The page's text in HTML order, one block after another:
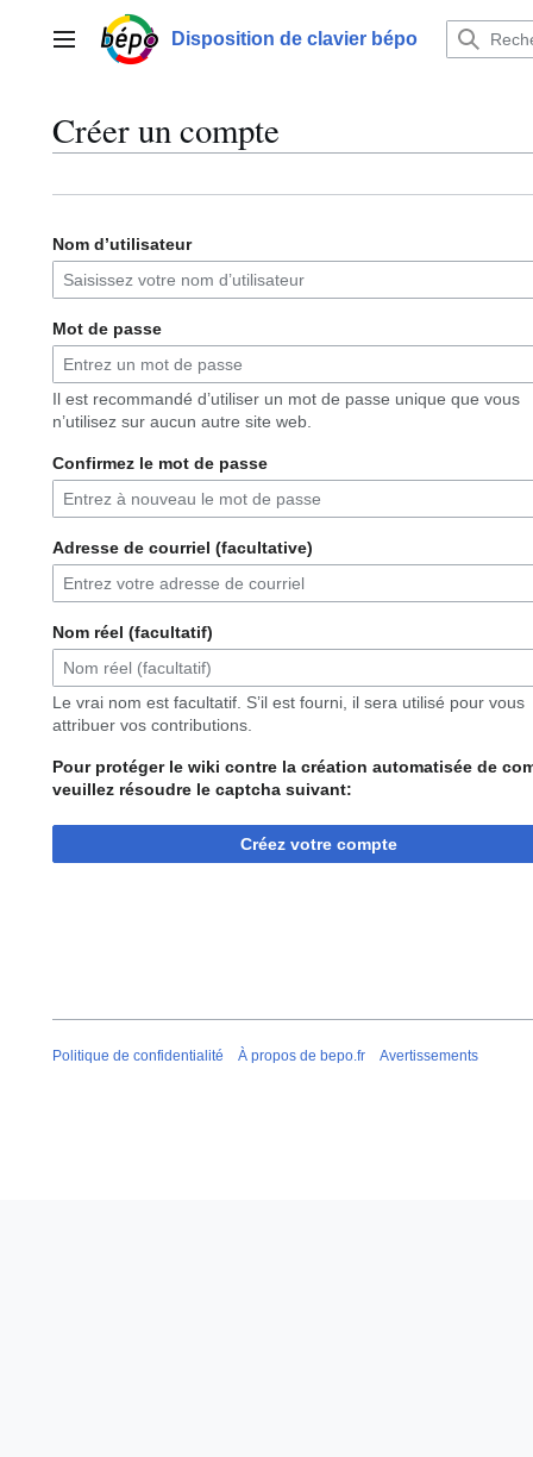
contenuMenu principalDisposition de clavier bépo
Créer un compte
Nom d’utilisateur
Mot de passe
Il est recommandé d’utiliser un mot de passe unique que vous
n’utilisez sur aucun autre site web.
Confirmez le mot de passe
Adresse de courriel (facultative)
Nom réel (facultatif)
Le vrai nom est facultatif. S’il est fourni, il sera utilisé pour vous
attribuer vos contributions.
Pour protéger le wiki contre la création automatisée de
veuillez résoudre le captcha suivant:
Créez votre compte
Politique de confidentialité À propos de bepo.fr Avertissements